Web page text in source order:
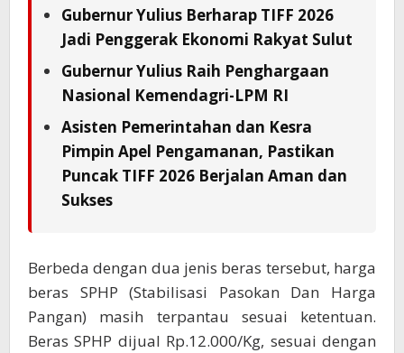
Gubernur Yulius Berharap TIFF 2026
Jadi Penggerak Ekonomi Rakyat Sulut
Gubernur Yulius Raih Penghargaan
Nasional Kemendagri-LPM RI
Asisten Pemerintahan dan Kesra
Pimpin Apel Pengamanan, Pastikan
Puncak TIFF 2026 Berjalan Aman dan
Sukses
Berbeda dengan dua jenis beras tersebut, harga
beras SPHP (Stabilisasi Pasokan Dan Harga
Pangan) masih terpantau sesuai ketentuan.
Beras SPHP dijual Rp.12.000/Kg, sesuai dengan